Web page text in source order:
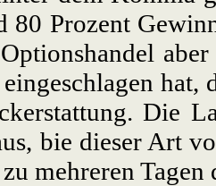
80 Prozent
Die
bie dieser Art
mehreren Tagen